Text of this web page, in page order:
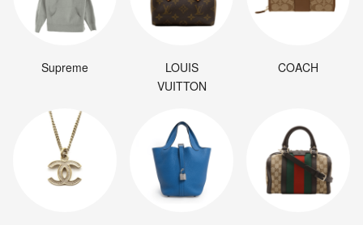
Supreme
LOUIS
VUITTON
COACH